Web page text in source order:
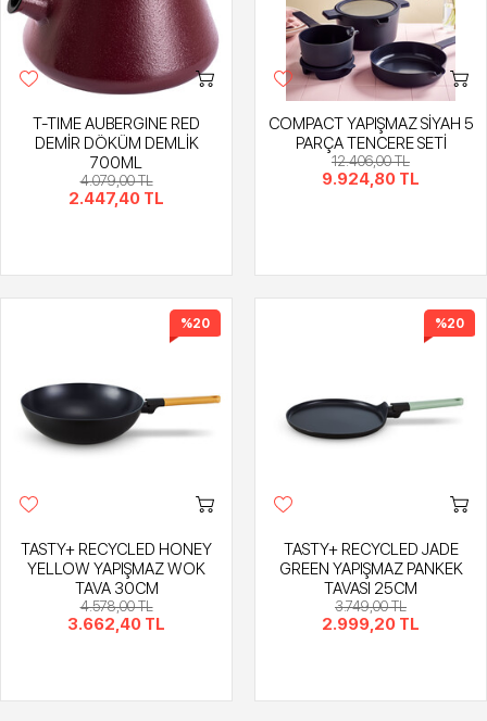
T-TIME AUBERGINE RED
DEMİR DÖKÜM DEMLİK
700ML
4.079,00 TL
2.447,40 TL
COMPACT YAPIŞMAZ SİYAH 5
PARÇA TENCERE SETİ
12.406,00 TL
9.924,80 TL
%20
TASTY+ RECYCLED HONEY
YELLOW YAPIŞMAZ WOK
TAVA 30CM
4.578,00 TL
3.662,40 TL
%20
TASTY+ RECYCLED JADE
GREEN YAPIŞMAZ PANKEK
TAVASI 25CM
3.749,00 TL
2.999,20 TL